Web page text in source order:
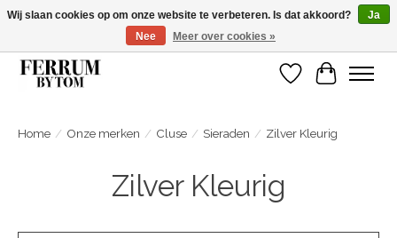
Wij zijn gelsoten van 14 tm 18 februari
Verlanglijst
Home / Onze merken / Cluse / Sieraden / Zilver Kleurig
Zilver Kleurig
Wij slaan cookies op om onze website te verbeteren. Is dat akkoord?
Ja
Nee
Meer over cookies »